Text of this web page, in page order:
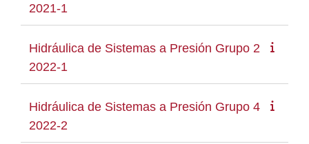
2021-1
Hidráulica de Sistemas a Presión Grupo 2
2022-1
Hidráulica de Sistemas a Presión Grupo 4
2022-2